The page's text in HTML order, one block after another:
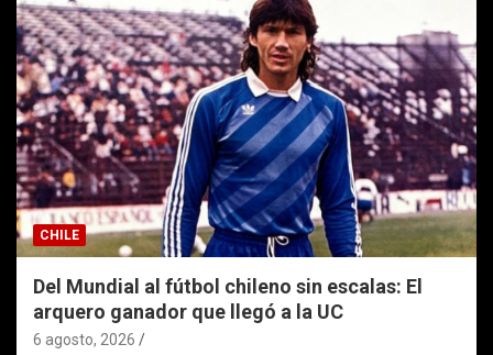
CHILE
Del Mundial al fútbol chileno sin escalas: El
arquero ganador que llegó a la UC
6 agosto, 2026